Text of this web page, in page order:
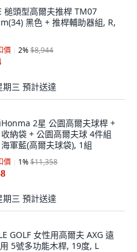
槌頭型高爾夫推桿 TM07
黑色 + 推桿輔助器組, R,
價 2%$8,944
期三 預計送達
2星 公園高爾夫球桿 +
納袋 + 公園高爾夫球 4件組
軍藍(高爾夫球袋), 1組
價 1%$11,358
期三 預計送達
GOLF 女性用高爾夫 AXG 遠
5號多功能木桿, 19度, L